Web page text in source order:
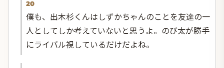
20
僕も、出木杉くんはしずかちゃんのことを友達の一
人としてしか考えていないと思うよ。のび太が勝手
にライバル視しているだけだよね。